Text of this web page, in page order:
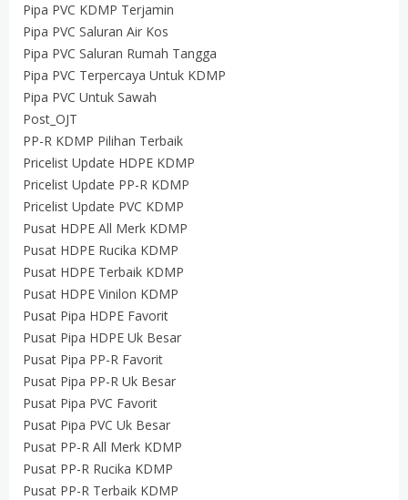
Pipa PVC KDMP Terjamin
Pipa PVC Saluran Air Kos
Pipa PVC Saluran Rumah Tangga
Pipa PVC Terpercaya Untuk KDMP
Pipa PVC Untuk Sawah
Post_OJT
PP-R KDMP Pilihan Terbaik
Pricelist Update HDPE KDMP
Pricelist Update PP-R KDMP
Pricelist Update PVC KDMP
Pusat HDPE All Merk KDMP
Pusat HDPE Rucika KDMP
Pusat HDPE Terbaik KDMP
Pusat HDPE Vinilon KDMP
Pusat Pipa HDPE Favorit
Pusat Pipa HDPE Uk Besar
Pusat Pipa PP-R Favorit
Pusat Pipa PP-R Uk Besar
Pusat Pipa PVC Favorit
Pusat Pipa PVC Uk Besar
Pusat PP-R All Merk KDMP
Pusat PP-R Rucika KDMP
Pusat PP-R Terbaik KDMP